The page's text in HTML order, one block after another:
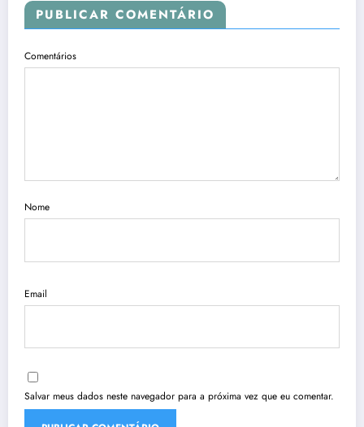
PUBLICAR COMENTÁRIO
Comentários
Nome
Email
Salvar meus dados neste navegador para a próxima vez que eu comentar.